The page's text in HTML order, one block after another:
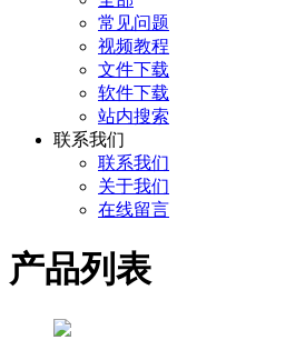
常见问题
视频教程
文件下载
软件下载
站内搜索
联系我们
联系我们
关于我们
在线留言
产品列表